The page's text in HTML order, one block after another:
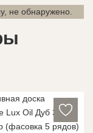
не обнаружено.